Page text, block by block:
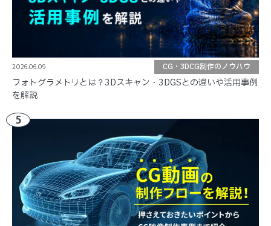
2026.06.09 CG・3DCG制作のノウハウ
フォトグラメトリとは？3Dスキャン・3DGSとの違いや活用事例
を解説
5